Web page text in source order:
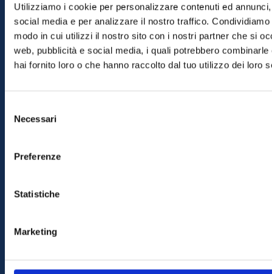
Utilizziamo i cookie per personalizzare contenuti ed
social media e per analizzare il nostro traffico.
modo in cui utilizzi il nostro sito con i nostri partner che si
web, pubblicità e social media, i quali potrebbero
hai fornito loro o che hanno raccolto dal tuo utilizzo dei loro
delNecessari
Preferenze
Statistiche
Marketing